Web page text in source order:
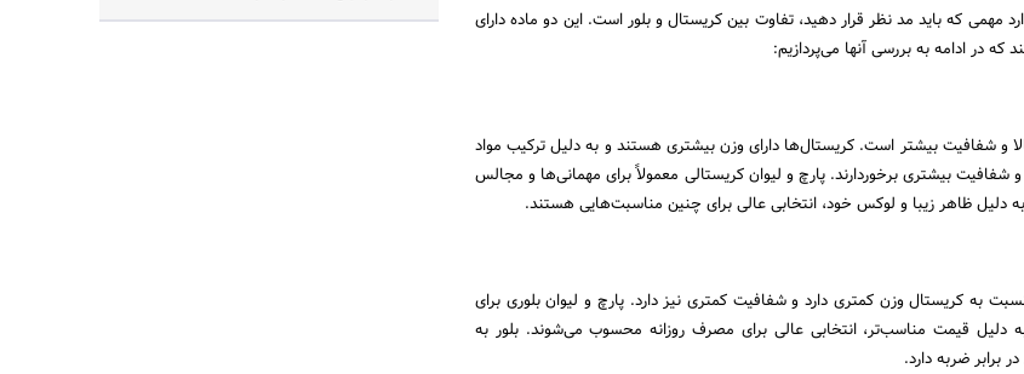
مهمی که باید مد نظر قرار دهید، تفاوت بین کریستال و بلور است. این دو ماده دارای
در ادامه به بررسی آنها می‌پردازیم:
و شفافیت بیشتر است. کریستال‌ها دارای وزن بیشتری هستند و به دلیل ترکیب مواد
بیشتری برخوردارند. پارچ و لیوان کریستالی معمولاً برای مهمانی‌ها و مجالس
دلیل ظاهر زیبا و لوکس خود، انتخابی عالی برای چنین مناسبت‌هایی هستند.
به کریستال وزن کمتری دارد و شفافیت کمتری نیز دارد. پارچ و لیوان بلوری برای
دلیل قیمت مناسب‌تر، انتخابی عالی برای مصرف روزانه محسوب می‌شوند. بلور به
برابر ضربه دارد.